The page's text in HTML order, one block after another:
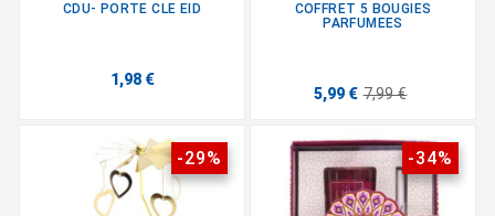
CDU- PORTE CLE EID
1,98 €
COFFRET 5 BOUGIES
PARFUMEES
5,99 € 7,99 €
-29% -34%